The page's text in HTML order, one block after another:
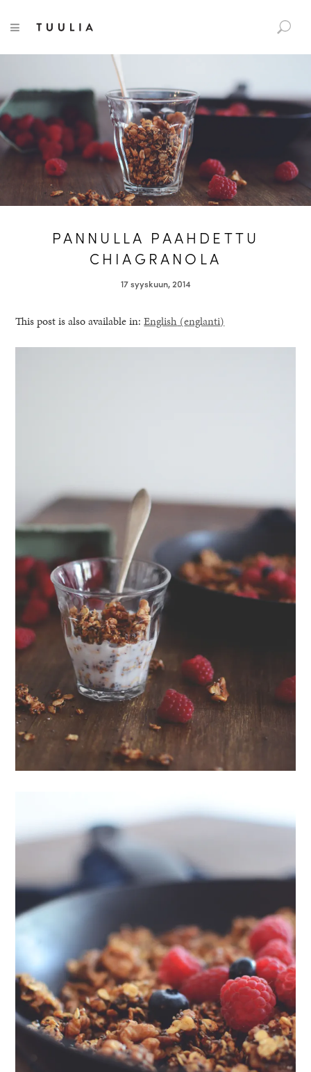
healthy living + good
a
h
f
TOGGLE NAVIGATION
PANNULLA PAAHDETTU
CHIAGRANOLA
17 syyskuun, 2014
This post is also available in:English (englanti)